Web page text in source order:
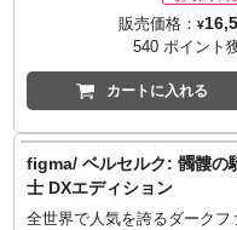
様々なシチュエーションを演
してお楽しみいただけます。
で、様々なポーズを再現可能
「ギャグ顔」「キス顔」「ウ
ンク」など、表情豊かな頭部
種用意。上半身を差し替えるこ
とで、半裸の状態を再現可能。
同梱。
※メーカー在庫品切れの場合
商品をご用意出来ない場合もご
ざいます。
販売価格： ¥
540 ポイント
カートに入れる
figma/ ベルセルク: 髑髏の
士 DXエディション
全世界で人気を誇るダークフ